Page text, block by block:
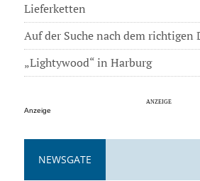
Lieferketten
Auf der Suche nach dem richtigen
„Lightywood“ in Harburg
Anzeige
NEWSGATE